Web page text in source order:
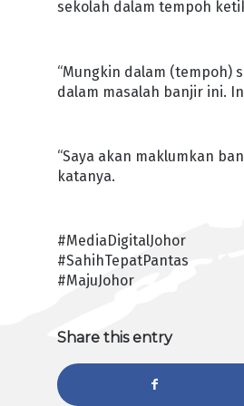
sekolah dalam tempoh
“Mungkin dalam (tempoh)
dalam masalah banjir ini.
“Saya akan maklumkan
katanya.
#MediaDigitalJohor
#SahihTepatPantas
#MajuJohor
Share this entry